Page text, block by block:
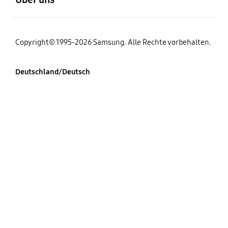
Copyright© 1995-2026 Samsung. Alle Rechte vorbehalten.
Deutschland/Deutsch